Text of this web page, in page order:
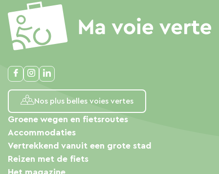
Nos plus belles voies vertes
Groene wegen en fietsroutes
Accommodaties
Vertrekkend vanuit een grote stad
Reizen met de fiets
Het magazine